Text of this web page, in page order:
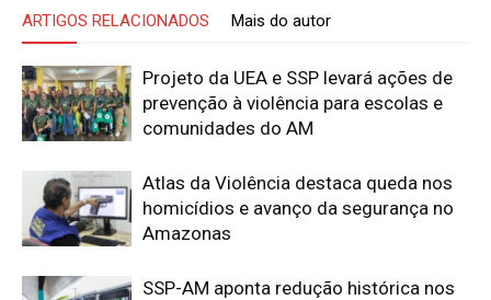
ARTIGOS RELACIONADOS Mais do autor
Projeto da UEA e SSP levará ações de
prevenção à violência para escolas e
comunidades do AM
Atlas da Violência destaca queda nos
homicídios e avanço da segurança no
Amazonas
SSP-AM aponta redução histórica nos